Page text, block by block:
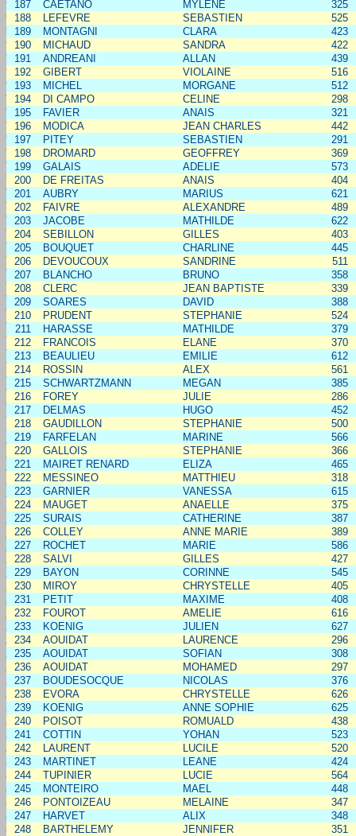
187 CAETANO MYLENE
325
188
LEFEVRE SEBASTIEN
525
189
MONTAGNI CLARA
423
190
MICHAUD SANDRA
422
191
ANDREANI ALLAN
439
192
GIBERT VIOLAINE
516
193
MICHEL MORGANE
512
194
DI CAMPO CELINE
298
195
FAVIER ANAIS
321
196
MODICA JEAN CHARLES
442
197
PITEY SEBASTIEN
291
198
DROMARD GEOFFREY
369
199
GALAIS ADELIE
573
200
DE FREITAS ANAIS
404
201
AUBRY MARIUS
621
202
FAIVRE ALEXANDRE
489
203
JACOBE MATHILDE
622
204
SEBILLON GILLES
403
205
BOUQUET CHARLINE
445
206
DEVOUCOUX SANDRINE
511
207
BLANCHO BRUNO
358
208
CLERC JEAN BAPTISTE
339
209
SOARES DAVID
388
210
PRUDENT STEPHANIE
524
211
HARASSE MATHILDE
379
212
FRANCOIS ELANE
370
213
BEAULIEU EMILIE
612
214
ROSSIN ALEX
561
215
SCHWARTZMANN MEGAN
385
216
FOREY JULIE
286
217
DELMAS HUGO
452
218
GAUDILLON STEPHANIE
500
219
FARFELAN MARINE
566
220
GALLOIS STEPHANIE
366
221
MAIRET RENARD ELIZA
465
222
MESSINEO MATTHIEU
318
223
GARNIER VANESSA
615
224
MAUGET ANAELLE
375
225
SURAIS CATHERINE
387
226
COLLEY ANNE MARIE
389
227
ROCHET MARIE
586
228
SALVI GILLES
427
229
BAYON CORINNE
545
230
MIROY CHRYSTELLE
405
231
PETIT MAXIME
408
232
FOUROT AMELIE
616
233
KOENIG JULIEN
627
234
AOUIDAT LAURENCE
296
235
AOUIDAT SOFIAN
308
236
AOUIDAT MOHAMED
297
237
BOUDESOCQUE NICOLAS
376
238
EVORA CHRYSTELLE
626
239
KOENIG ANNE SOPHIE
625
240
POISOT ROMUALD
438
241
COTTIN YOHAN
523
242
LAURENT LUCILE
520
243
MARTINET LEANE
424
244
TUPINIER LUCIE
564
245
MONTEIRO MAEL
448
246
PONTOIZEAU MELAINE
347
247
HARVET ALIX
348
248
BARTHELEMY JENNIFER
351